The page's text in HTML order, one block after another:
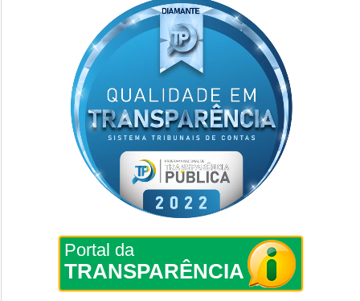
Portal da
TRANSPARÊNCIA